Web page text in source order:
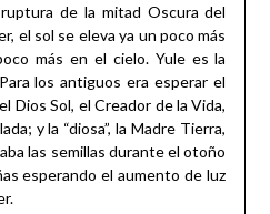
de la mitad Oscura del
el sol se eleva ya un poco más
más en el cielo. Yule es la
los antiguos era esperar el
Dios Sol, el Creador de la Vida,
y la “diosa”, la Madre Tierra,
las semillas durante el otoño
esperando el aumento de luz